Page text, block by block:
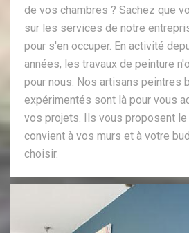
de vos chambres ? Sachez que
sur les services de notre
pour s'en occuper. En activité
années, les travaux de peinture
pour nous. Nos artisans peintres
expérimentés sont là pour vous
vos projets. Ils vous proposent
convient à vos murs et à votre
choisir.